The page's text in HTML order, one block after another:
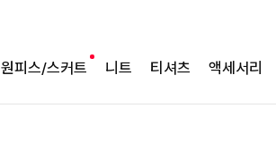
원피스/스커트 니트 티셔츠 액세서리